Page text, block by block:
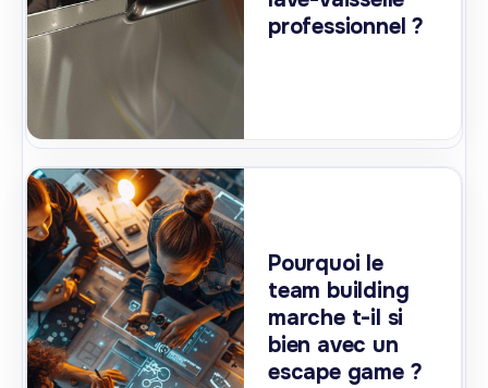
professionnel ?
Pourquoi le
team building
marche t-il si
bien avec un
escape game ?